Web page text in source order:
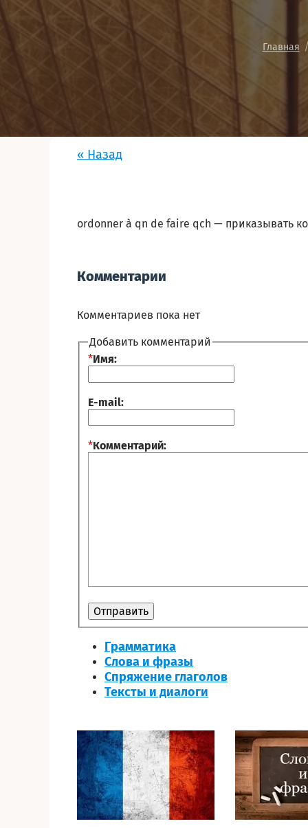
Главная
« Назад
ordonner à qn de faire qch — приказывать
Комментарии
Комментариев пока нет
Добавить комментарий
*Имя:
E-mail:
*Комментарий:
Грамматика
Слова и фразы
Спряжение глаголов
Тексты и диалоги